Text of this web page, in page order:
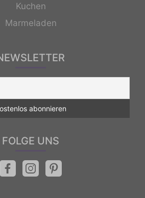
Kuchen
Marmeladen
FOLGE UNS